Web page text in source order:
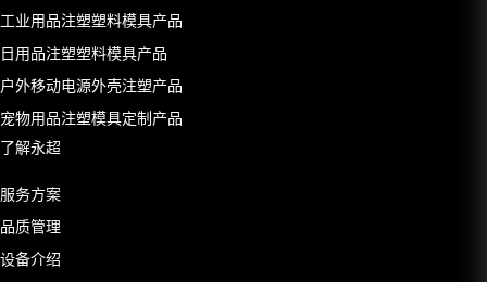
工业用品注塑塑料模具产品
日用品注塑塑料模具产品
户外移动电源外壳注塑产品
宠物用品注塑模具定制产品
了解永超
服务方案
品质管理
设备介绍